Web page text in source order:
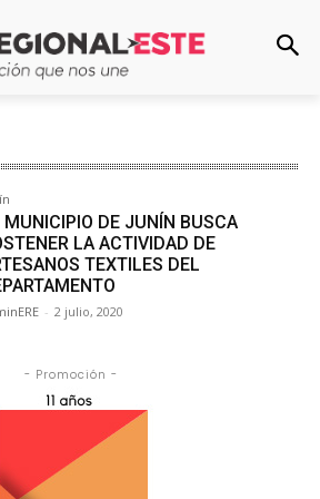
MUNICIPIO DE JUNÍN BUSCA
LA ACTIVIDAD DE
TEXTILES DEL
- 2 julio, 2020
- Promoción -